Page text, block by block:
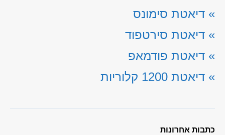
» דיאטת סימונס
» דיאטת סירטפוד
» דיאטת פודמאפ
» דיאטת 1200 קלוריות
כתבות אחרונות